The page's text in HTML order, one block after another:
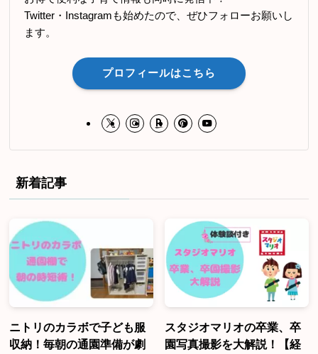
Twitter・Instagramも始めたので、ぜひフォローお願いし
ます。
プロフィールはこちら
新着記事
ニトリのカラボで子ども服
収納！毎朝の通園準備が劇
スタジオマリオの卒業、卒
園写真撮影を大解説！【経